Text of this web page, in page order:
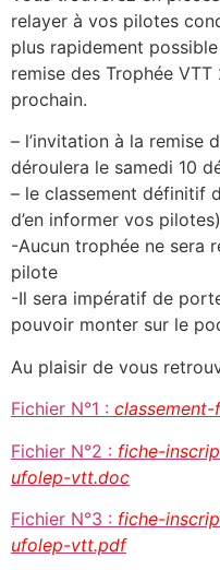
relayer à vos pilotes
plus rapidement
remise des Trophée
prochain.
– l’invitation à la remise
déroulera le samedi 10
– le classement définitif
d’en informer vos pilotes)
-Aucun trophée ne sera
pilote
-Il sera impératif de
pouvoir monter sur le
Au plaisir de vous
Fichier N°1 :
Fichier N°2 : fiche-
ufolep-vtt.doc
Fichier N°3 : fiche-
ufolep-vtt.pdf